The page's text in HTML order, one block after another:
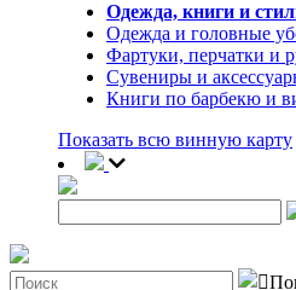
Одежда, книги и
Одежда и головные
Фартуки, перчатки и
Сувениры и
Книги по барбекю и
Показать всю винную карту